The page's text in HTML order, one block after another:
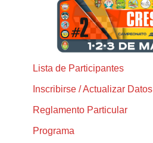
Lista de Participantes
Inscribirse / Actualizar Datos
Reglamento Particular
Programa